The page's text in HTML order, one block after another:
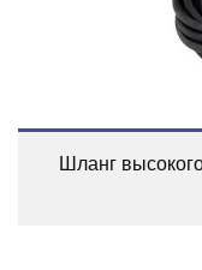
Шланг